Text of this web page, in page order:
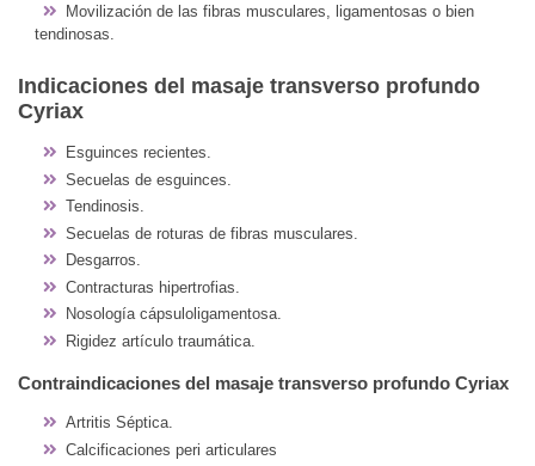
Movilización de las fibras musculares, ligamentosas o bien
tendinosas.
Indicaciones del masaje transverso profundo
Cyriax
Esguinces recientes.
Secuelas de esguinces.
Tendinosis.
Secuelas de roturas de fibras musculares.
Desgarros.
Contracturas hipertrofias.
Nosología cápsuloligamentosa.
Rigidez artículo traumática.
Contraindicaciones del masaje transverso profundo Cyriax
Artritis Séptica.
Calcificaciones peri articulares